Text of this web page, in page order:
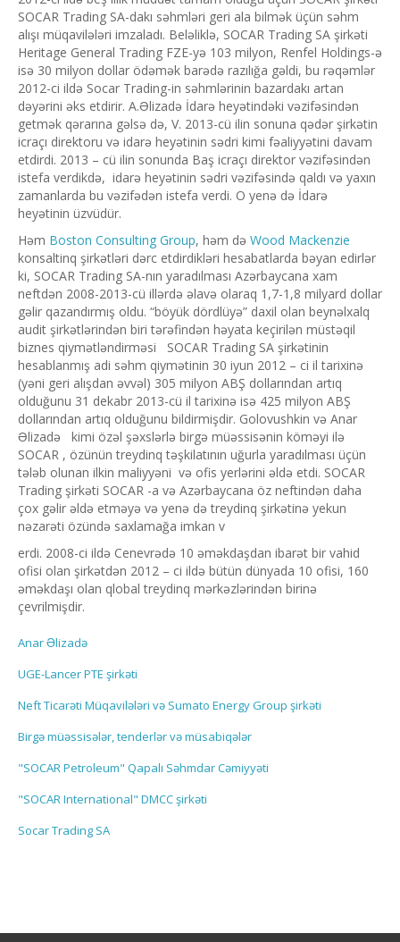
SOCAR Trading SA-dakı səhmləri geri ala bilmək üçün səhm
alışı müqavilələri imzaladı. Beləliklə, SOCAR Trading SA şirkəti
Heritage General Trading FZE-yə 103 milyon, Renfel Holdings-ə
isə 30 milyon dollar ödəmək barədə razılığa gəldi, bu rəqəmlər
2012-ci ildə Socar Trading-in səhmlərinin bazardakı artan
dəyərini əks etdirir. A.Əlizadə İdarə heyətindəki vəzifəsindən
getmək qərarına gəlsə də, V. 2013-cü ilin sonuna qədər şirkətin
icraçı direktoru və idarə heyətinin sədri kimi fəaliyyətini davam
etdirdi. 2013 – cü ilin sonunda Baş icraçı direktor vəzifəsindən
istefa verdikdə, idarə heyətinin sədri vəzifəsində qaldı və yaxın
zamanlarda bu vəzifədən istefa verdi. O yenə də İdarə
heyətinin üzvüdür.
Həm Boston Consulting Group, həm də Wood Mackenzie
konsaltinq şirkətləri dərc etdirdikləri hesabatlarda bəyan edirlər
ki, SOCAR Trading SA-nın yaradılması Azərbaycana xam
neftdən 2008-2013-cü illərdə əlavə olaraq 1,7-1,8 milyard dollar
gəlir qazandırmış oldu. “böyük dördlüyə” daxil olan beynəlxalq
audit şirkətlərindən biri tərəfindən həyata keçirilən müstəqil
biznes qiymətləndirməsi SOCAR Trading SA şirkətinin
hesablanmış adi səhm qiymətinin 30 iyun 2012 – ci il tarixinə
(yəni geri alışdan əvvəl) 305 milyon ABŞ dollarından artıq
olduğunu 31 dekabr 2013-cü il tarixinə isə 425 milyon ABŞ
dollarından artıq olduğunu bildirmişdir. Golovushkin və Anar
Əlizadə kimi özəl şəxslərlə birgə müəssisənin köməyi ilə
SOCAR , özünün treydinq təşkilatının uğurla yaradılması üçün
tələb olunan ilkin maliyyəni və ofis yerlərini əldə etdi. SOCAR
Trading şirkəti SOCAR -a və Azərbaycana öz neftindən daha
çox gəlir əldə etməyə və yenə də treydinq şirkətinə yekun
nəzarəti özündə saxlamağa imkan v
erdi. 2008-ci ildə Cenevrədə 10 əməkdaşdan ibarət bir vahid
ofisi olan şirkətdən 2012 – ci ildə bütün dünyada 10 ofisi, 160
əməkdaşı olan qlobal treydinq mərkəzlərindən birinə
çevrilmişdir.
Anar Əlizadə
UGE-Lancer PTE şirkəti
Neft Ticarəti Müqavilələri və Sumato Energy Group şirkəti
Birgə müəssisələr, tenderlər və müsabiqələr
"SOCAR Petroleum" Qapalı Səhmdar Cəmiyyəti
"SOCAR International" DMCC şirkəti
Socar Trading SA